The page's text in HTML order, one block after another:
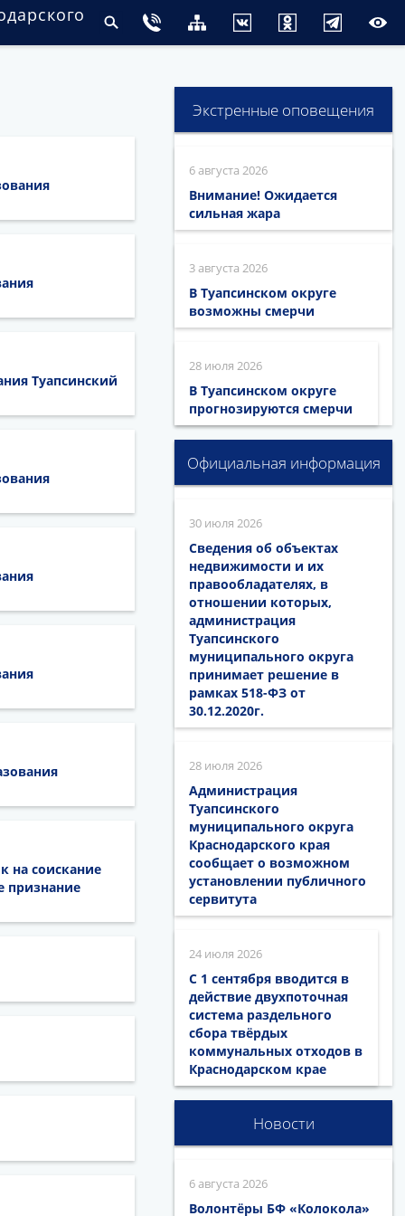
Туапсинский
на соискание
признание
Экстренные оповещения
6 августа 2026
Внимание! Ожидается
сильная жара
3 августа 2026
В Туапсинском округе
возможны смерчи
28 июля 2026
В Туапсинском округе
прогнозируются смерчи
Официальная информация
30 июля 2026
Сведения об объектах
недвижимости и их
правообладателях, в
отношении которых,
администрация
Туапсинского
муниципального округа
принимает решение в
рамках 518-ФЗ от
30.12.2020г.
28 июля 2026
Администрация
Туапсинского
муниципального округа
Краснодарского края
сообщает о возможном
установлении публичного
сервитута
24 июля 2026
С 1 сентября вводится в
действие двухпоточная
система раздельного
сбора твёрдых
коммунальных отходов в
Краснодарском крае
Новости
6 августа 2026
Волонтёры БФ «Колокола»